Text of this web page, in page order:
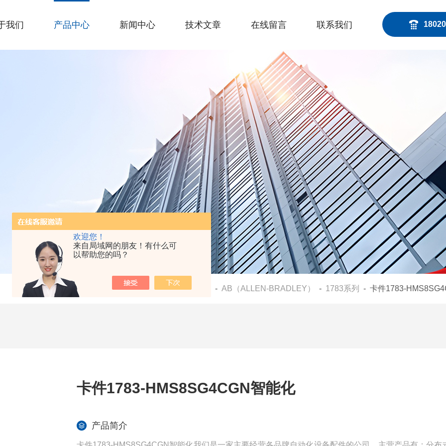
欢迎您！
来自局域网的朋友！有什么可
以帮助您的吗？
我们 产品中心 新闻中心 技术文章 在线留言 联系我们
当前位置： 首页-产品中心 - AB（ALLEN-BRADLEY） - 1783系列 - 卡件1783-
卡件1783-HMS8SG4CGN智能化
产品简介